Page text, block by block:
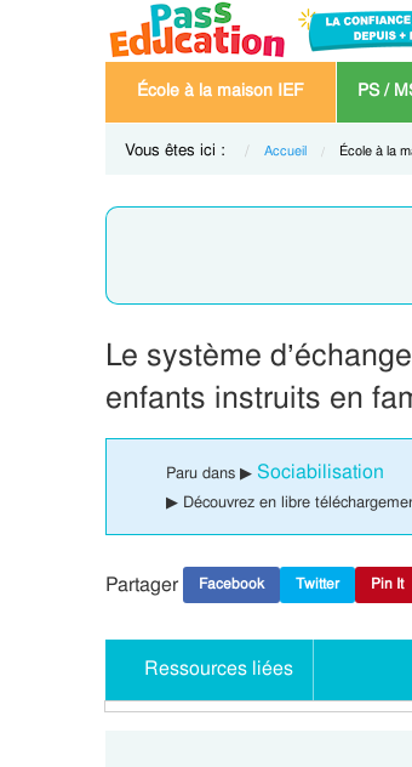
École à la maison IEF PS /
Vous êtes ici : Accueil Current:
École à la
Le système
enfants instruits en
Paru dans ▶ Sociabilisation
▶ Découvrez en libre
Partager Facebook Twitter Pin It
Ressources liées